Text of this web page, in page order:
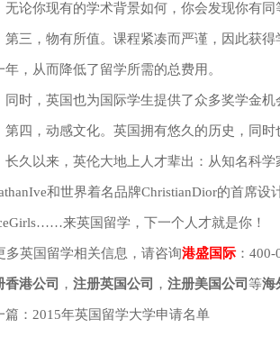
你现有的学术背景如何，你会发现你有同
，物有所值。课程紧凑而严谨，因此获得
年，从而降低了留学所需的总费用。
，英国也为国际学生提供了众多奖学金机
，动感文化。英国拥有悠久的历史，同时
以来，英伦大地上人才辈出：从知名科学
和世界着名品牌ChristianDior的首席设
来英国留学，下一个人才就是你！
英国留学相关信息，请咨询港盛国际：400-
香港公司 ， 注册英国公司 ， 注册美国公司 等海
篇： 2015年英国留学大学申请名单